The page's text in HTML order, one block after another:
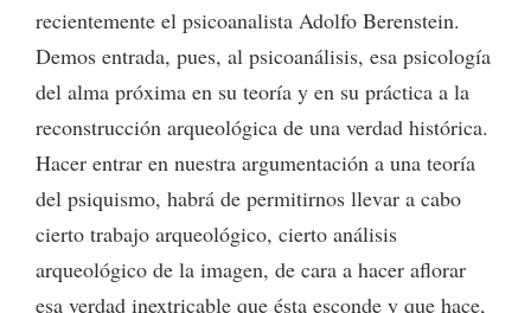
recientemente el psicoanalista Adolfo Berenstein.
Demos entrada, pues, al psicoanálisis, esa psicología
del alma próxima en su teoría y en su práctica a la
reconstrucción arqueológica de una verdad histórica.
Hacer entrar en nuestra argumentación a una teoría
del psiquismo, habrá de permitirnos llevar a cabo
cierto trabajo arqueológico, cierto análisis
arqueológico de la imagen, de cara a hacer aflorar
esa verdad inextricable que ésta esconde y que hace,